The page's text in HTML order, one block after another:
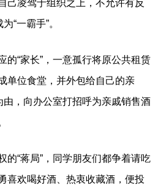
己凌驾于组织之上，不允许有反
“一霸手”。
“家长”，一意孤行将原公共租赁
单位食堂，并外包给自己的亲
由，向办公室打招呼为亲戚销售酒
“蒋局”，同学朋友们都争着请吃
喜欢喝好酒、热衷收藏酒，便投